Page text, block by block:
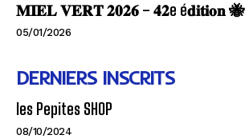
𝐌𝐈𝐄𝐋 𝐕𝐄𝐑𝐓 𝟐𝟎𝟐𝟔 – 𝟒𝟐e é𝐝𝐢𝐭𝐢𝐨𝐧 🐝
05/01/2026
DERNIERS INSCRITS
les Pepites SHOP
08/10/2024